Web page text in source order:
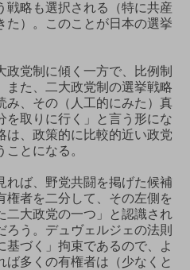
戦略も選択される（特に共産
た）。このことが日本の選挙
党制に傾く一方で、比例制
また、二大政党制の選挙戦略
み、その（人工的にみた）真
を取りに行く」と言う形にな
は、政策的に比較的近い政党
とになる。
ば、野党共闘を掲げた候補
権者を二分して、その左側を
二大政党の一つ」と認識され
う。デュヴェルジェの法則
基づく」拘束であるので、よ
ば多くの有権者は（少なくと